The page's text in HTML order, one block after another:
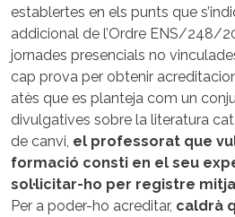
establertes en els punts que
addicional de l’Ordre ENS/248/
jornades presencials no
cap prova per obtenir
atès que es planteja com un
divulgatives sobre la literatura
de canvi, el professorat que
formació consti en el seu
sol·licitar-ho per registre
Per a poder-ho acreditar, caldrà